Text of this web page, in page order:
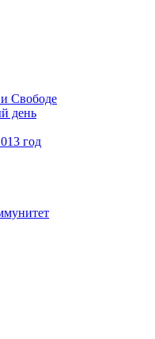
Свободе
день
год